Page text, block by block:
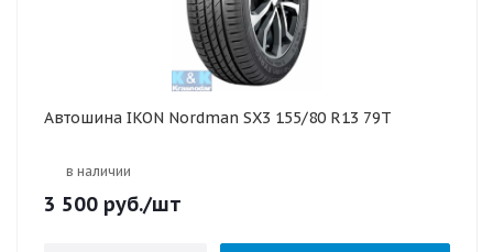
Автошина IKON Nordman SX3 155/80 R13 79T
в наличии
3 500 руб./шт